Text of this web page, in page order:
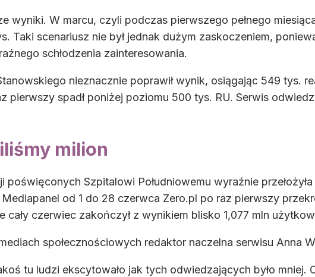
wyniki. W marcu, czyli podczas pierwszego pełnego
Taki scenariusz nie był jednak dużym zaskoczeniem,
schłodzenia zainteresowania.
nieznacznie poprawił wynik, osiągając 549 tys.
pierwszy spadł poniżej poziomu 500 tys. RU. Serwis
milion
poświęconych Szpitalowi Południowemu wyraźnie
od 1 do 28 czerwca Zero.pl po raz pierwszy
czerwiec zakończył z wynikiem blisko 1,077 mln
społecznościowych redaktor naczelna serwisu Anna
tu ludzi ekscytowało jak tych odwiedzających było mniej.